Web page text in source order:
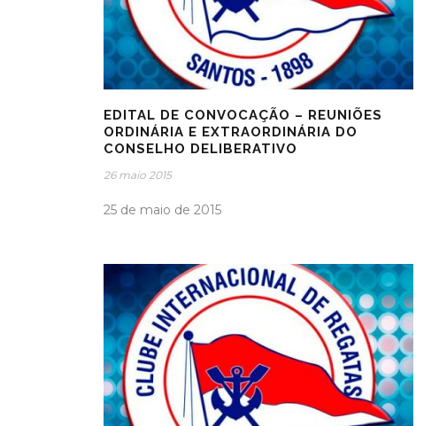
EDITAL DE CONVOCAÇÃO – REUNIÕES
ORDINÁRIA E EXTRAORDINÁRIA DO
CONSELHO DELIBERATIVO
26 maio 2015
25 de maio de 2015